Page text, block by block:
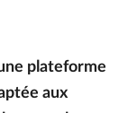
plateforme
aux